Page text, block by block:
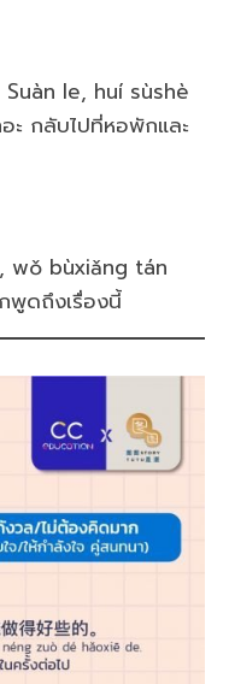
Suàn le, huí sùshè
ะ กลับไปที่หอพักและ
wǒ bùxiǎng tán
พูดถึงเรื่องนี้